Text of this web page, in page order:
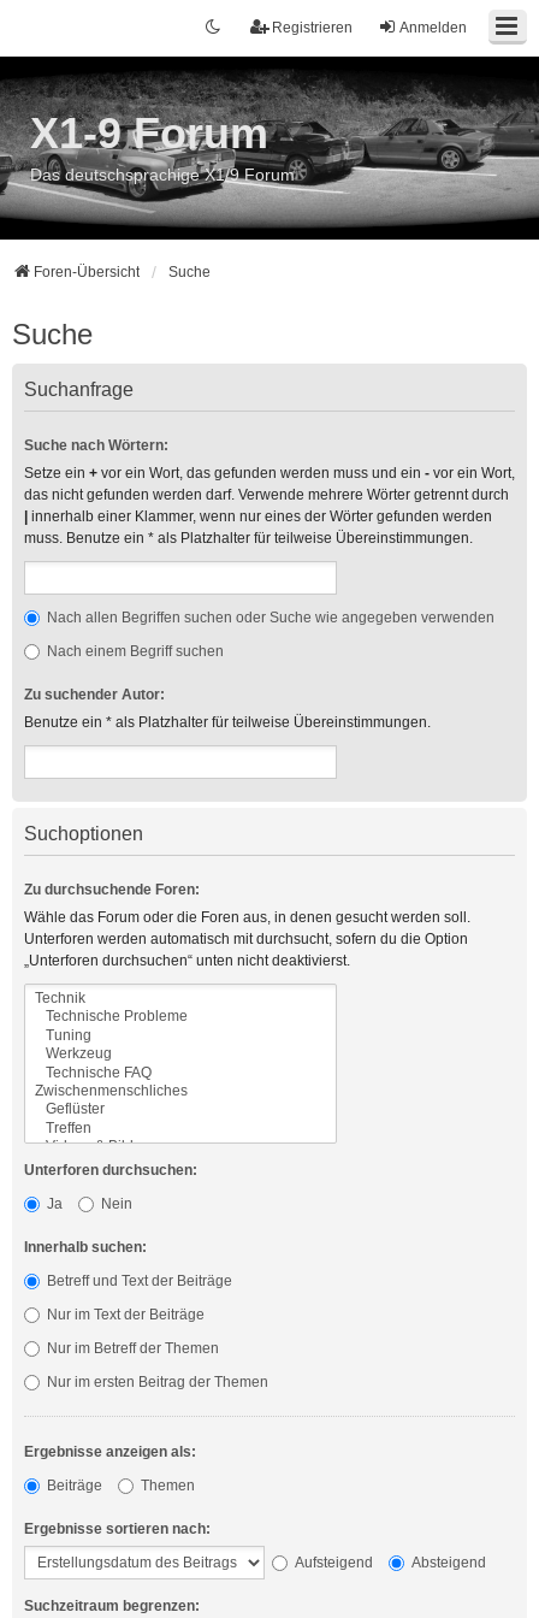
Anmelden
Registrieren
X1-9 Forum
Das deutschsprachige X1/9 Forum
Foren-Übersicht Suche
Suche
Suchanfrage
Suche nach Wörtern:
Setze ein + vor ein Wort, das gefunden werden muss und ein - vor ein Wort,
das nicht gefunden werden darf. Verwende mehrere Wörter getrennt durch
innerhalb einer Klammer, wenn nur eines der Wörter gefunden werden
muss. Benutze ein * als Platzhalter für teilweise Übereinstimmungen.
Nach allen Begriffen suchen oder Suche wie angegeben verwenden
Nach einem Begriff suchen
Zu suchender Autor:
Benutze ein * als Platzhalter für teilweise Übereinstimmungen.
Suchoptionen
Zu durchsuchende Foren:
Wähle das Forum oder die Foren aus, in denen gesucht werden soll.
Unterforen werden automatisch mit durchsucht, sofern du die Option
„Unterforen durchsuchen“ unten nicht deaktivierst.
Unterforen durchsuchen:
Ja
Nein
Innerhalb suchen:
Betreff und Text der Beiträge
Nur im Text der Beiträge
Nur im Betreff der Themen
Nur im ersten Beitrag der Themen
Ergebnisse anzeigen als:
Beiträge
Themen
Ergebnisse sortieren nach:
Aufsteigend
Absteigend
Suchzeitraum begrenzen: